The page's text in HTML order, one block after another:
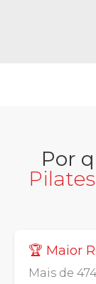
Por
🏆 Maior
Mais de